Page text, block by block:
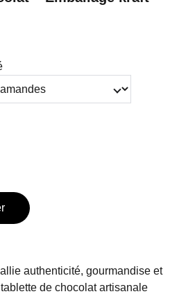
authenticité, gourmandise et
de chocolat artisanale